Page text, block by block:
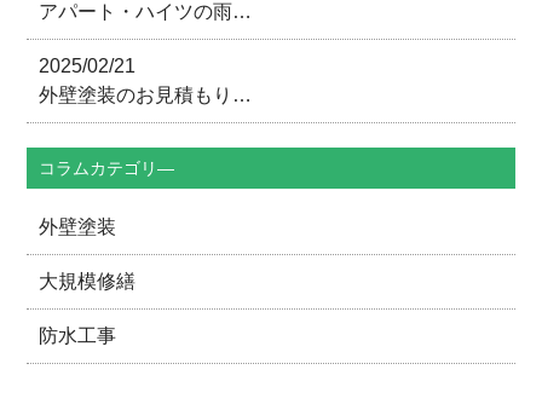
アパート・ハイツの雨…
2025/02/21
外壁塗装のお見積もり…
コラムカテゴリ―
外壁塗装
大規模修繕
防水工事